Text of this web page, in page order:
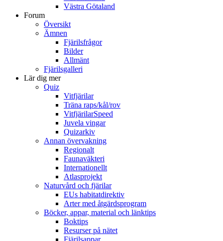
Västra Götaland
Forum
Översikt
Ämnen
Fjärilsfrågor
Bilder
Allmänt
Fjärilsgalleri
Lär dig mer
Quiz
Vitfjärilar
Träna raps/kål/rov
VitfjärilarSpeed
Juvela vingar
Quizarkiv
Annan övervakning
Regionalt
Faunaväkteri
Internationellt
Atlasprojekt
Naturvård och fjärilar
EUs habitatdirektiv
Arter med åtgärdsprogram
Böcker, appar, material och länktips
Boktips
Resurser på nätet
Fjärilsappar